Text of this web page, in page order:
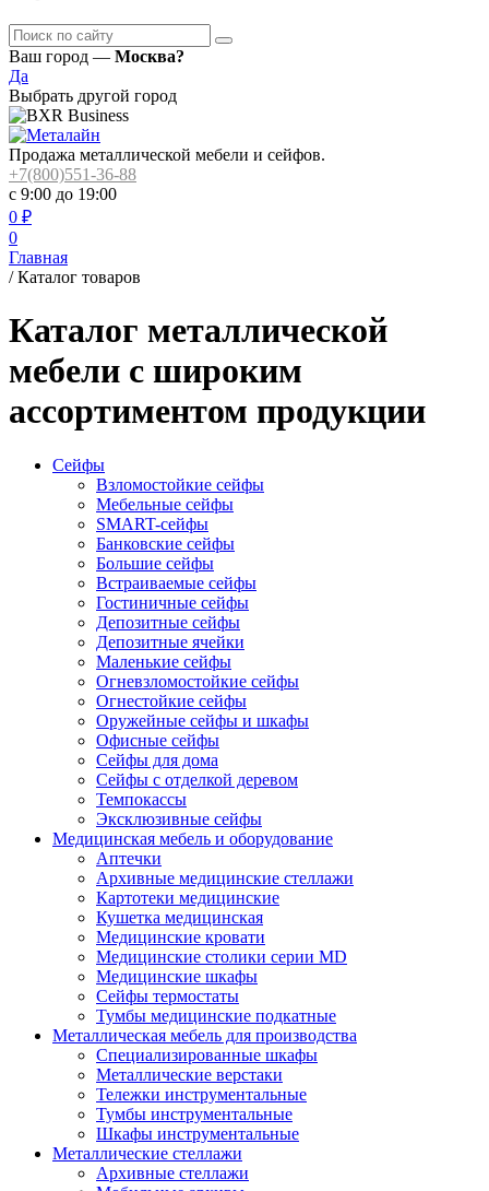
Ваш город — Москва?
Да
Выбрать другой город
Продажа металлической мебели и сейфов.
+7(800)551-36-88
с 9:00 до 19:00
0 ₽
0
Главная
/ Каталог товаров
Каталог металлической
мебели с широким
ассортиментом продукции
Сейфы
Взломостойкие сейфы
Мебельные сейфы
SMART-сейфы
Банковские сейфы
Большие сейфы
Встраиваемые сейфы
Гостиничные сейфы
Депозитные сейфы
Депозитные ячейки
Маленькие сейфы
Огневзломостойкие сейфы
Огнестойкие сейфы
Оружейные сейфы и шкафы
Офисные сейфы
Сейфы для дома
Сейфы с отделкой деревом
Темпокассы
Эксклюзивные сейфы
Медицинская мебель и оборудование
Аптечки
Архивные медицинские стеллажи
Картотеки медицинские
Кушетка медицинская
Медицинские кровати
Медицинские столики серии MD
Медицинские шкафы
Сейфы термостаты
Тумбы медицинские подкатные
Металлическая мебель для производства
Cпециализированные шкафы
Металлические верстаки
Тележки инструментальные
Тумбы инструментальные
Шкафы инструментальные
Металлические стеллажи
Архивные стеллажи